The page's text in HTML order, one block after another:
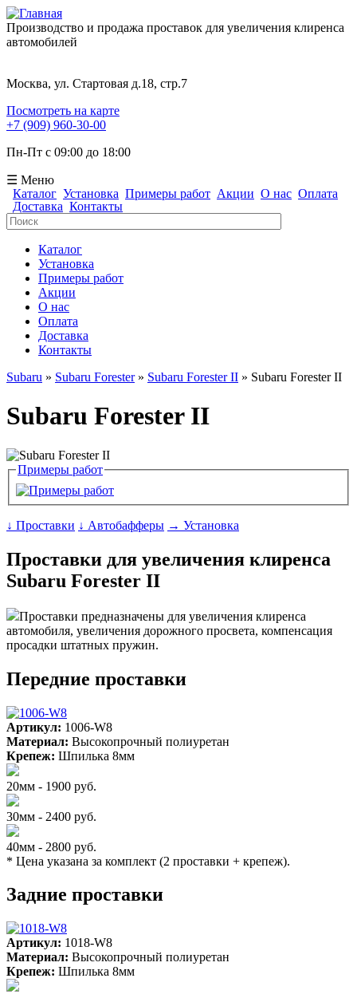
Производство и продажа проставок для увеличения клиренса
автомобилей
Москва, ул. Стартовая д.18, стр.7
Посмотреть на карте
+7 (909) 960-30-00
Пн-Пт с 09:00 до 18:00
☰ Меню
Каталог Установка Примеры работ Акции О нас Оплата
Доставка Контакты
Поиск
Каталог
Установка
Примеры работ
Акции
О нас
Оплата
Доставка
Контакты
Subaru » Subaru Forester» Subaru Forester II » Subaru Forester II
Subaru Forester II
Примеры работ
↓ Проставки ↓ Автобафферы → Установка
Проставки для увеличения клиренса
Subaru Forester II
Проставки предназначены для увеличения клиренса
автомобиля, увеличения дорожного просвета, компенсация
просадки штатных пружин.
Передние проставки
Артикул: 1006-W8
Материал: Высокопрочный полиуретан
Крепеж: Шпилька 8мм
20мм - 1900 руб.
30мм - 2400 руб.
40мм - 2800 руб.
* Цена указана за комплект (2 проставки + крепеж).
Задние проставки
Артикул: 1018-W8
Материал: Высокопрочный полиуретан
Крепеж: Шпилька 8мм